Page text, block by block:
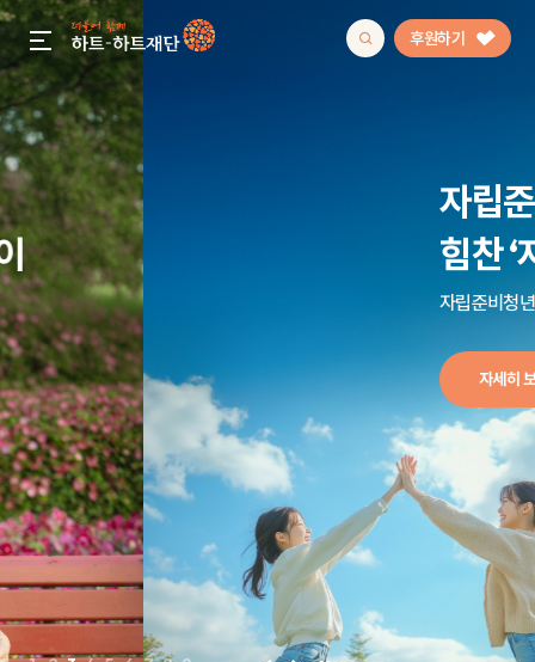
gnb menu open 후원하기
인기 키워드
#정기후원 #하트플레이스
으로
는 다은이
페인
자립준비청년들에게
힘찬 ‘자립박수’를 보내주세요!
자립준비청년 지원 캠페인 | 자립박수
자세히 보기